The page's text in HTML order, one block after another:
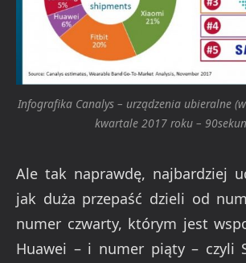
Infografika Canalys – urządzenia ubieralne
kwartale 2017 roku –
Ale tak naprawdę, najbardziej
jak duża przepaść dzieli od
numer czwarty, którym jest
Huawei – i numer piąty – czyli